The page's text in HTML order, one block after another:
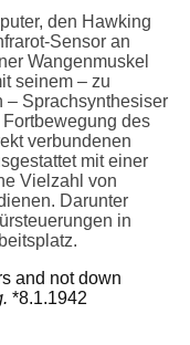
den Hawking
Sensor an
Wangenmuskel
seinem – zu
– Sprachsynthesiser
des
verbundenen
mit einer
Vielzahl von
Darunter
in
and not down
*8.1.1942